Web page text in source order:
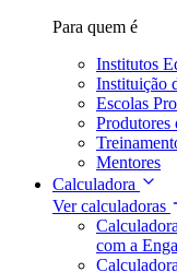
Para quem é
Institutos
Instituição
Escolas
Produtores
Mentores
Calculadora
Ver calculadoras
com a